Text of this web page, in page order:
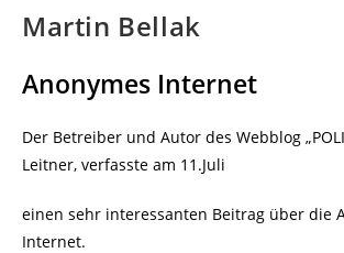
Martin Bellak
Anonymes Internet
Der Betreiber und Autor des Webblog
Leitner, verfasste am 11.Juli
einen sehr interessanten Beitrag über die
Internet.